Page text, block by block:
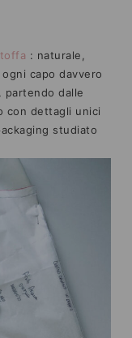
: naturale,
capo davvero
partendo dalle
con dettagli unici
studiato